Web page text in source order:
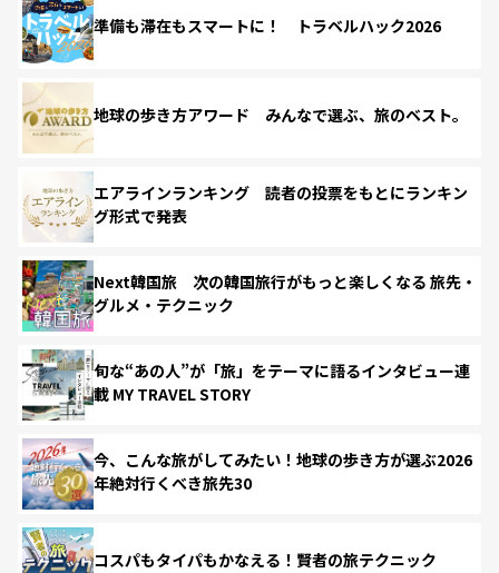
準備も滞在もスマートに！ トラベルハック2026
地球の歩き方アワード みんなで選ぶ、旅のベスト。
エアラインランキング 読者の投票をもとにランキン
グ形式で発表
Next韓国旅 次の韓国旅行がもっと楽しくなる 旅先・
グルメ・テクニック
旬な“あの人”が「旅」をテーマに語るインタビュー連
載 MY TRAVEL STORY
今、こんな旅がしてみたい！地球の歩き方が選ぶ2026
年絶対行くべき旅先30
コスパもタイパもかなえる！賢者の旅テクニック